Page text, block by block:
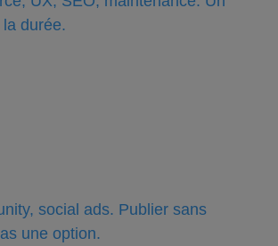
durée.
social ads. Publier sans
une option.